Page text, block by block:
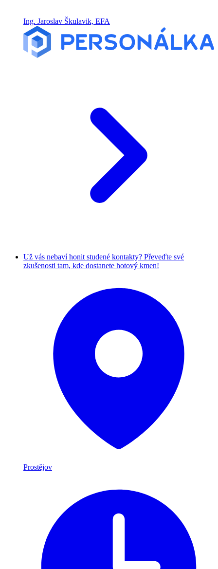
Ing. Jaroslav Škulavik, EFA
Už vás nebaví honit studené kontakty? Převeďte své
zkušenosti tam, kde dostanete hotový kmen!
Prostějov